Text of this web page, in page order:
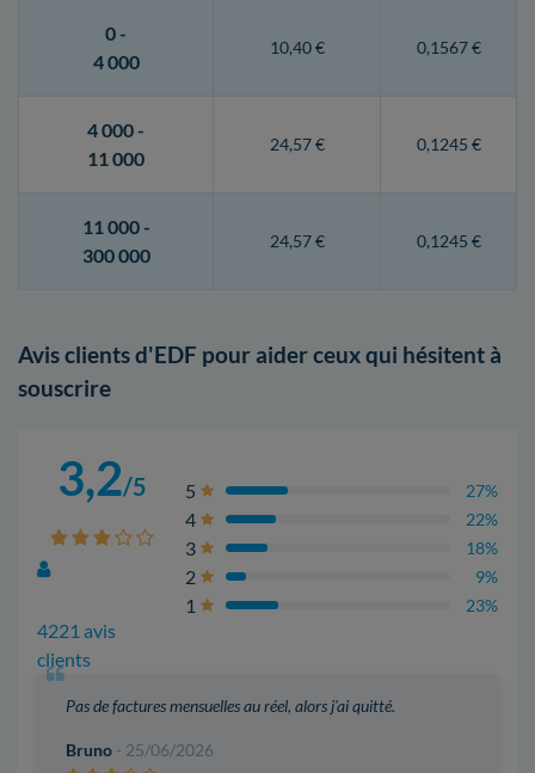
0 -
4 000
10,40 € 0,1567 €
4 000 -
11 000
24,57 € 0,1245 €
11 000 -
300 000
24,57 € 0,1245 €
Avis clients d'EDF pour aider ceux qui hésitent à
souscrire
3,2/5
4221 avis
clients
5 27%
4 22%
3 18%
2 9%
1 23%
Pas de factures mensuelles au réel, alors j'ai quitté.
Bruno - 25/06/2026